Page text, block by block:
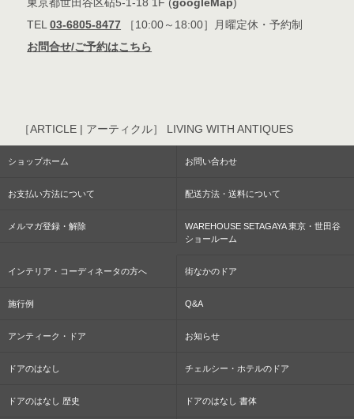
TEL03-6805-8477 ［10:00～18:00］月曜定休・予約制
お問合せ/ご予約はこちら
［ARTICLE | アーティクル］ LIVING WITH ANTIQUES
ショップホーム お問い合わせ
お支払い方法について 配送方法・送料について
メルマガ登録・解除
WAREHOUSE SETAGAYA 東京・世田谷
ショールーム
インテリア・コーディネータの方へ 街なかのドア
施行例 Q&A
アンティーク・ドア お知らせ
ドアのはなし チェルシー・ホテルのドア
ドアのはなし 歴史 ドアのはなし 書体